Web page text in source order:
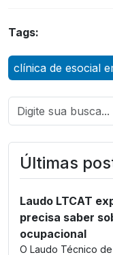
Tags:
clínica de esocial
Últimas
Laudo LTCAT
precisa saber
ocupacional
O Laudo Técnico